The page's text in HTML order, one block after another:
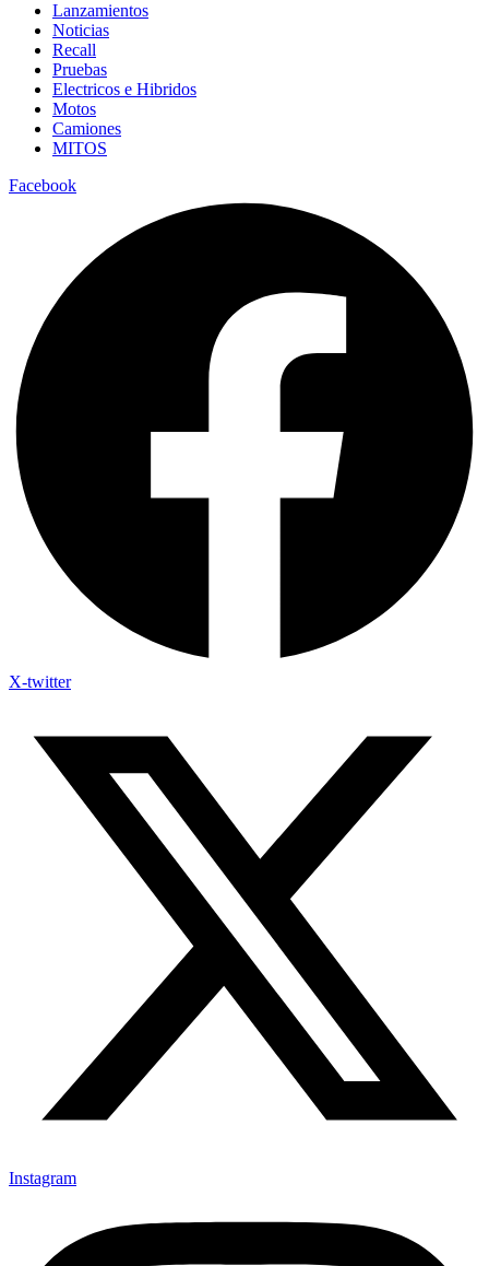
Lanzamientos
Noticias
Recall
Pruebas
Electricos e Hibridos
Motos
Camiones
MITOS
Facebook
X-twitter
Instagram